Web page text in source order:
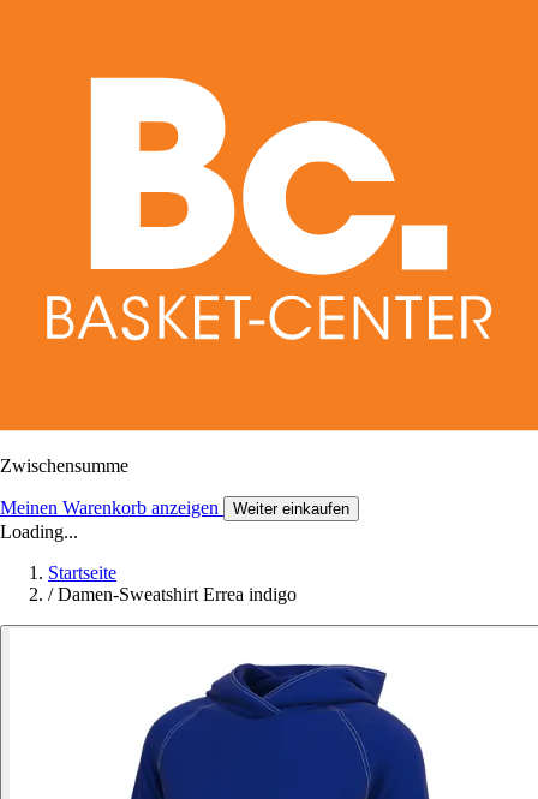
Zwischensumme
Meinen Warenkorb anzeigen Weiter einkaufen
Loading...
Startseite
/ Damen-Sweatshirt Errea indigo